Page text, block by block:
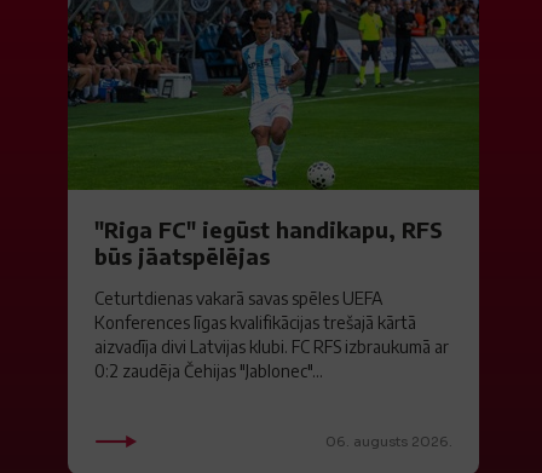
"Riga FC" iegūst handikapu, RFS
būs jāatspēlējas
Ceturtdienas vakarā savas spēles UEFA
Konferences līgas kvalifikācijas trešajā kārtā
aizvadīja divi Latvijas klubi. FC RFS izbraukumā ar
0:2 zaudēja Čehijas "Jablonec"...
06. augusts 2026.